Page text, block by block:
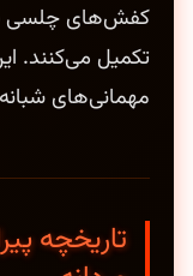
کفش‌های چلسی
تکمیل می‌کنند.
مهمانی‌های
تاریخچه